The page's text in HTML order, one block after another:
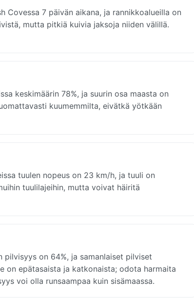
Covessa 7 päivän aikana, ja rannikkoalueilla on
mutta pitkiä kuivia jaksoja niiden välillä.
keskimäärin 78%, ja suurin osa maasta on
kuumemmilta, eivätkä yötkään
tuulen nopeus on 23 km/h, ja tuuli on
tuulilajeihin, mutta voivat häiritä
on 64%, ja samanlaiset pilviset
on epätasaista ja katkonaista; odota harmaita
voi olla runsaampaa kuin sisämaassa.